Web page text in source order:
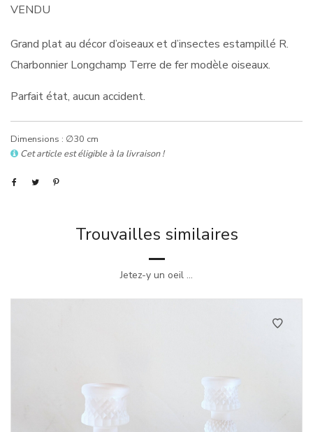
VENDU
Grand plat au décor d’oiseaux et d’insectes estampillé R.
Charbonnier Longchamp Terre de fer modèle oiseaux.
Parfait état, aucun accident.
Dimensions : ∅30 cm
Cet article est éligible à la livraison !
Trouvailles similaires
Jetez-y un oeil ...